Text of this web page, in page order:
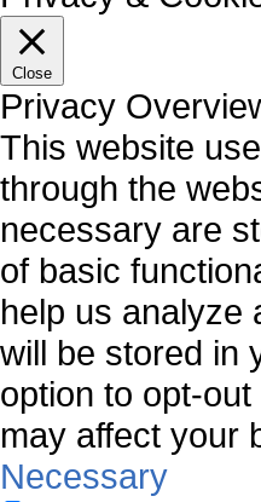
Close
Privacy
This website
through the
necessary are
of basic
help us analyze
will be stored in
option to opt-
may affect your
Necessary